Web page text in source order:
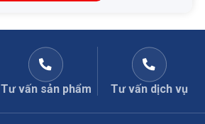
Tư vấn sản phẩm Tư vấn dịch vụ